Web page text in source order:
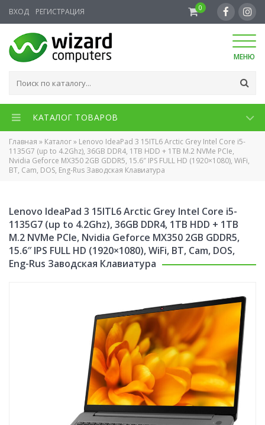
ВХОД РЕГИСТРАЦИЯ 0
МЕНЮ
КАТАЛОГ ТОВАРОВ
Главная » Каталог» Lenovo IdeaPad 3 15ITL6 Arctic Grey Intel Core i5-
1135G7 (up to 4.2Ghz), 36GB DDR4, 1TB HDD + 1TB M.2 NVMe PCIe,
Nvidia Geforce MX350 2GB GDDR5, 15.6″ IPS FULL HD (1920×1080), WiFi,
BT, Cam, DOS, Eng-Rus Заводская Клавиатура
Lenovo IdeaPad 3 15ITL6 Arctic Grey Intel Core i5-
1135G7 (up to 4.2Ghz), 36GB DDR4, 1TB HDD + 1TB
M.2 NVMe PCIe, Nvidia Geforce MX350 2GB GDDR5,
15.6″ IPS FULL HD (1920×1080), WiFi, BT, Cam, DOS,
Eng-Rus Заводская Клавиатура